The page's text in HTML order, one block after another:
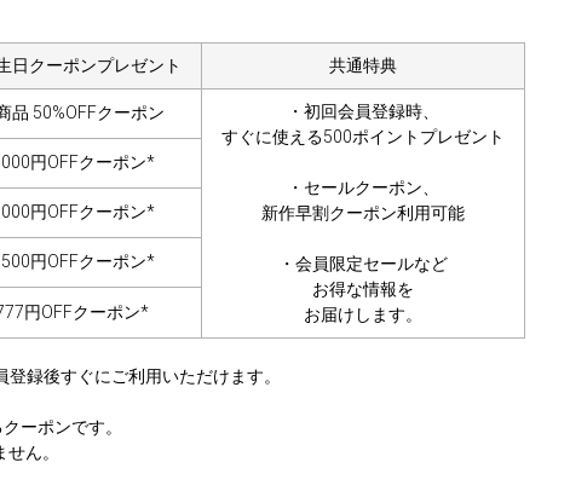
日クーポンプレゼント 共通特典
品 50%OFFクーポン
・初回会員登録時、
すぐに使える500ポイントプレゼント
・セールクーポン、
新作早割クーポン利用可能
・会員限定セールなど
お得な情報を
お届けします。
円OFFクーポン*
円OFFクーポン*
円OFFクーポン*
円OFFクーポン*
録後すぐにご利用いただけます。
ーポンです。
ん。